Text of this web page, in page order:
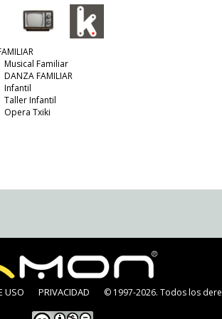
Musical Familiar
DANZA FAMILIAR
Infantil
Taller Infantil
Opera Txiki
USO PRIVACIDAD © 1997-2026. Todos los